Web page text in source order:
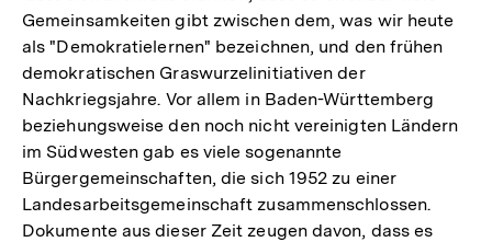
Gemeinsamkeiten gibt zwischen dem, was wir heute
als "Demokratielernen" bezeichnen, und den frühen
demokratischen Graswurzelinitiativen der
Nachkriegsjahre. Vor allem in Baden-Württemberg
beziehungsweise den noch nicht vereinigten Ländern
im Südwesten gab es viele sogenannte
Bürgergemeinschaften, die sich 1952 zu einer
Landesarbeitsgemeinschaft zusammenschlossen.
Dokumente aus dieser Zeit zeugen davon, dass es